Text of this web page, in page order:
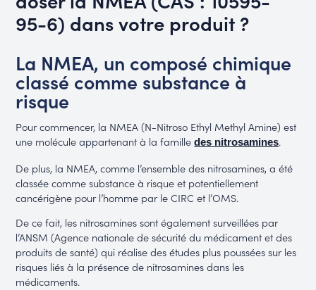
95-6) dans votre produit ?
La NMEA, un composé chimique
classé comme substance à
risque
Pour commencer, la NMEA (N-Nitroso Ethyl Methyl Amine) est
une molécule appartenant à la familledes nitrosamines.
De plus, la NMEA, comme l’ensemble des nitrosamines, a été
classée comme substance à risque et potentiellement
cancérigène pour l’homme par le CIRC et l’OMS.
De ce fait, les nitrosamines sont également surveillées par
l’ANSM (Agence nationale de sécurité du médicament et des
produits de santé) qui réalise des études plus poussées sur les
risques liés à la présence de nitrosamines dans les
médicaments.